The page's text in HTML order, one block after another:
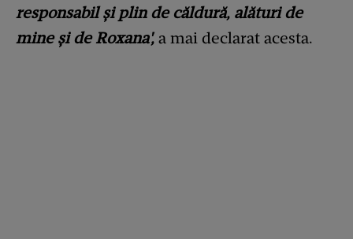
responsabil și plin de căldură, alături de
mine și de Roxana', a mai declarat acesta.